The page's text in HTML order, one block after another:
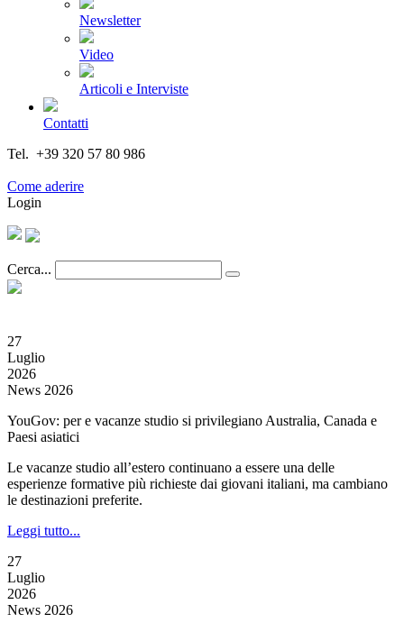
Newsletter
Video
Articoli e Interviste
Contatti
Tel. +39 320 57 80 986
Come aderire
Login
Cerca...
27
Luglio
2026
News 2026
YouGov: per e vacanze studio si privilegiano Australia, Canada e
Paesi asiatici
Le vacanze studio all’estero continuano a essere una delle
esperienze formative più richieste dai giovani italiani, ma cambiano
le destinazioni preferite.
Leggi tutto...
27
Luglio
2026
News 2026